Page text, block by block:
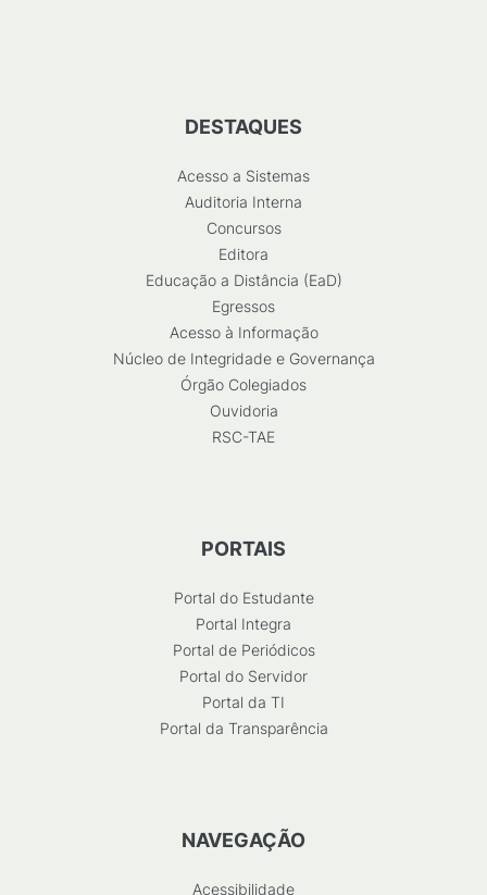
DESTAQUES
Acesso a Sistemas
Auditoria Interna
Concursos
Editora
Educação a Distância (EaD)
Egressos
Acesso à Informação
Núcleo de Integridade e Governança
Órgão Colegiados
Ouvidoria
RSC-TAE
PORTAIS
Portal do Estudante
Portal Integra
Portal de Periódicos
Portal do Servidor
Portal da TI
Portal da Transparência
NAVEGAÇÃO
Acessibilidade